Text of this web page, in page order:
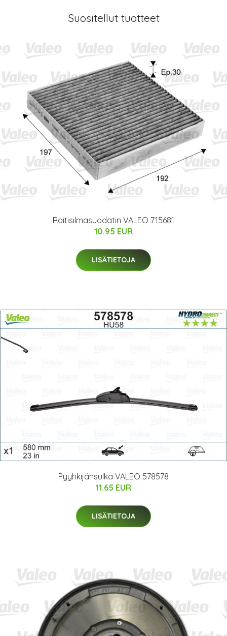
Suositellut tuotteet
Raitisilmasuodatin VALEO 715681
10.95 EUR
LISÄTIETOJA
Pyyhkijänsulka VALEO 578578
11.65 EUR
LISÄTIETOJA